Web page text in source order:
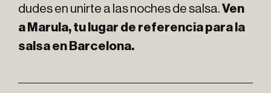
dudes en unirte a las noches de salsa.Ven
a Marula, tu lugar de referencia para la
salsa en Barcelona.